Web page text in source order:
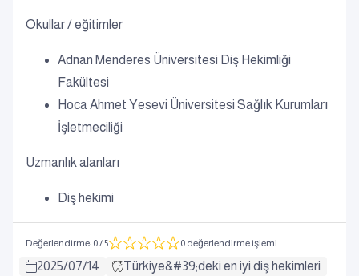
Okullar / eğitimler
Adnan Menderes Üniversitesi Diş Hekimliği
Fakültesi
Hoca Ahmet Yesevi Üniversitesi Sağlık Kurumları
İşletmeciliği
Uzmanlık alanları
Diş hekimi
Değerlendirme: 0/ 5 0 değerlendirme işlemi
2025/07/14 Türkiye&#39;deki en iyi diş hekimleri